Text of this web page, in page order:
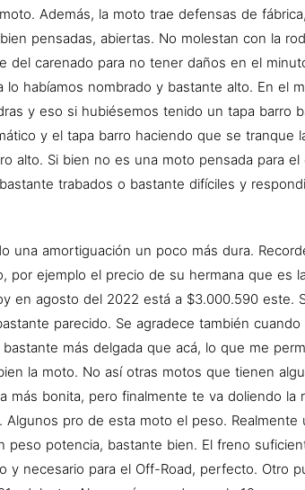
Además, la moto trae defensas de
pensadas, abiertas. No molestan con la
del carenado para no tener daños en el
lo habíamos nombrado y bastante alto. En el
y eso si hubiésemos tenido un tapa barro
y el tapa barro haciendo que se tranque
alto. Si bien no es una moto pensada para el
trabados o bastante difíciles y
una amortiguación un poco más dura.
por ejemplo el precio de su hermana que es
en agosto del 2022 está a $3.000.590 este.
parecido. Se agradece también cuando
más delgada que acá, lo que me
la moto. No así otras motos que tienen
más bonita, pero finalmente te va doliendo la
pro de esta moto el peso. Realmente
peso potencia, bastante bien. El freno
y necesario para el Off-Road, perfecto. Otro